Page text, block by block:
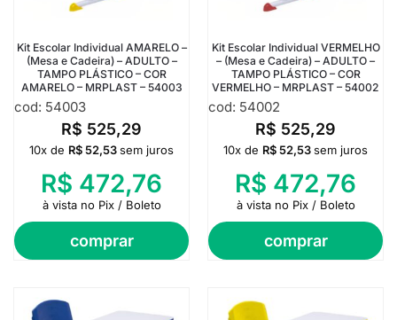
Kit Escolar Individual AMARELO –
(Mesa e Cadeira) – ADULTO –
TAMPO PLÁSTICO – COR
AMARELO – MRPLAST – 54003
cod: 54003
R$ 525,29
comprar
10x de R$52,53sem juros
R$ 472,76
à vista no Pix / Boleto
Kit Escolar Individual VERMELHO
– (Mesa e Cadeira) – ADULTO –
TAMPO PLÁSTICO – COR
VERMELHO – MRPLAST – 54002
cod: 54002
R$ 525,29
comprar
10x de R$52,53sem juros
R$ 472,76
à vista no Pix / Boleto